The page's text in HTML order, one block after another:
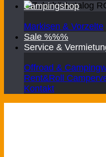
Campingshop
Markisen & Vorzelte
Sale %%%
Service &
Offroad &
Rent&Roll
Kontakt